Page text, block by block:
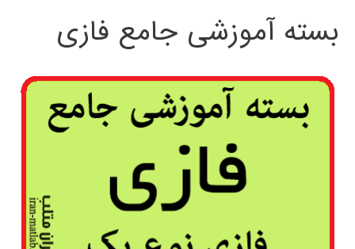
بسته آموزشی جامع فازی